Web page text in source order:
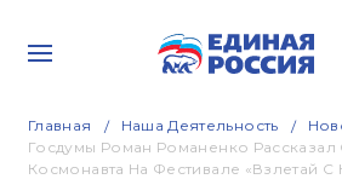
Главная Наша Деятельность
Госдумы Роман Романенко
Космонавта На Фестивале «Взлетай С